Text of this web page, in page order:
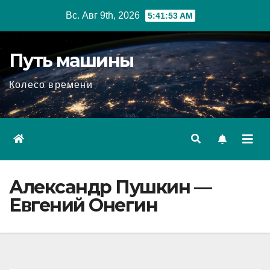
Вс. Авг 9th, 2026 5:41:54 AM
Путь машины
Колесо времени
Александр Пушкин —
Евгений Онегин